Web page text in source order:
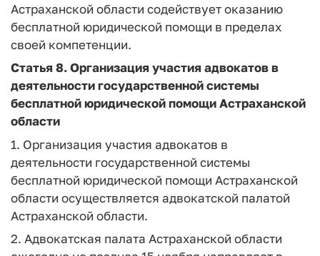
Астраханской области содействует оказанию
бесплатной юридической помощи в пределах
своей компетенции.
Статья 8.Организация участия адвокатов в
деятельности государственной системы
бесплатной юридической помощи Астраханской
области
1. Организация участия адвокатов в
деятельности государственной системы
бесплатной юридической помощи Астраханской
области осуществляется адвокатской палатой
Астраханской области.
2. Адвокатская палата Астраханской области